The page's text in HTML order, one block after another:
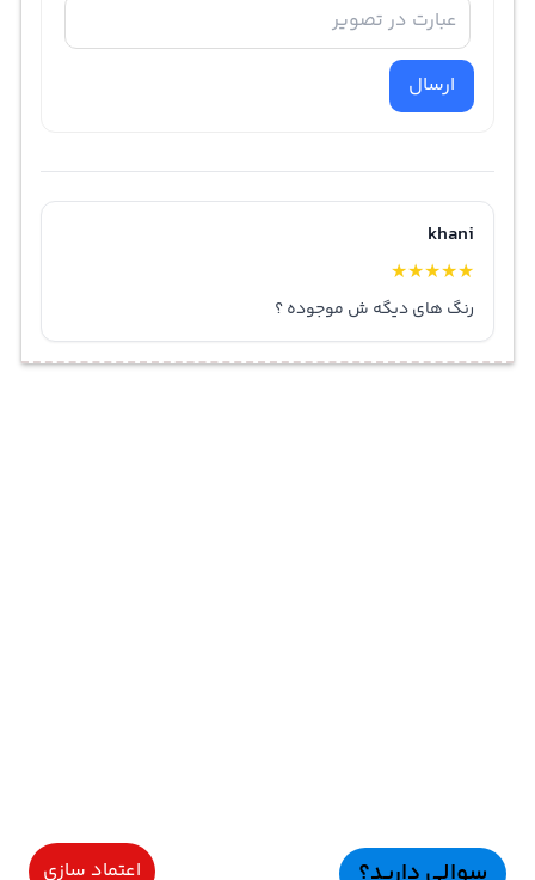
ارسال
khani
★
★
★
★
★
رنگ های دیگه ش موجوده ؟
اعتماد سازی